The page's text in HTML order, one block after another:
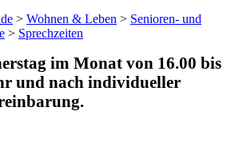
> Wohnen & Leben > Senioren- und
> Sprechzeiten
im Monat von 16.00 bis
und nach individueller